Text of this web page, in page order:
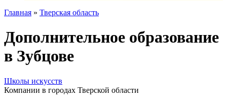
Главная » Тверская область
Дополнительное образование
в Зубцове
Школы искусств
Компании в городах Тверской области